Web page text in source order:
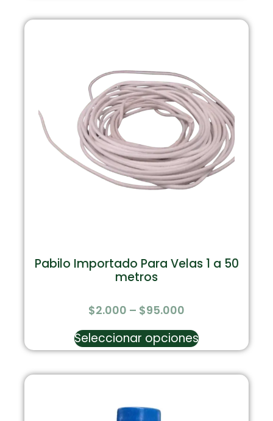
Pabilo Importado Para Velas 1 a 50
metros
$2.000 – $95.000
Seleccionar opciones